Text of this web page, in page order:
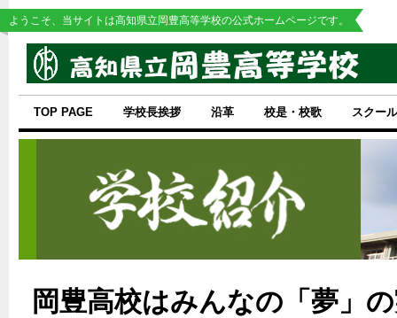
ようこそ、当サイトは高知県立岡豊高等学校の公式ホームページです。
岡豊高校はみんなの「夢」
TOP PAGE 学校長挨拶 沿革 校是・校歌 スクー